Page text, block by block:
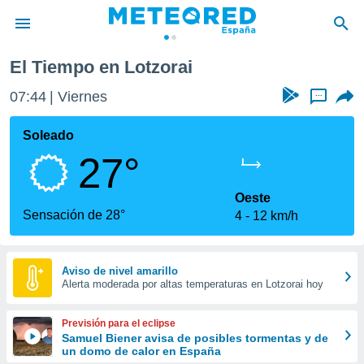
de
por
que se
calidad.
a este
las
y
forma
digital
basada
El Tiempo en Lotzorai
07:44 Viernes ...
Soleado
27°
Sensación de 28°
Oeste
4
12 km/h
Aviso de nivel amarillo
Alerta moderada por altas temperaturas en Lotzorai hoy
Previsión para el eclipse
Samuel Biener avisa de posibles tormentas y de
un domo de calor en España